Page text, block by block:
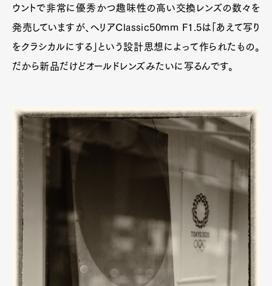
ウントで非常に優秀かつ趣味性の高い交換レンズの数々を
発売していますが、ヘリアClassic50mm F1.5は「あえて写り
をクラシカルにする」という設計思想によって作られたもの。
だから新品だけどオールドレンズみたいに写るんです。